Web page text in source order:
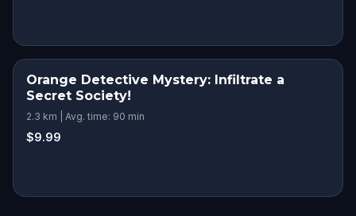
Orange Detective Mystery: Infiltrate a
Secret Society!
2.3 km | Avg. time: 90 min
$9.99